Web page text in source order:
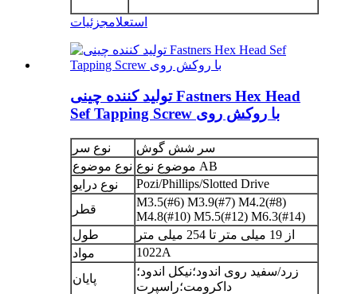
استعلامجزئیات
تولید کننده چینی Fastners Hex Head
Sef Tapping Screw با روکش روی
نوع سر
سر شش گوش
نوع موضوع
موضوع نوع AB
نوع درایو
Pozi/Phillips/Slotted Drive
قطر
M3.5(#6) M3.9(#7) M4.2(#8)
M4.8(#10) M5.5(#12) M6.3(#14)
طول
از 19 میلی متر تا 254 میلی متر
مواد
1022A
پایان
زرد/سفید روی اندود؛نیکل اندود؛
داکرومت؛راسپرت